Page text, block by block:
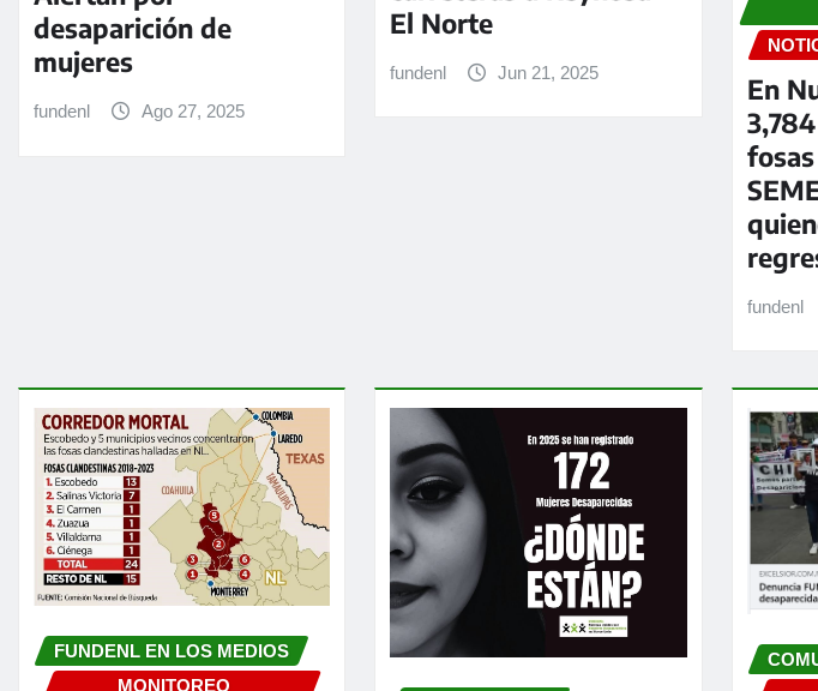
desaparición de
mujeres
fundenl Ago 27, 2025
El Norte
fundenl Jun 21, 2025
En
fundenl
FUNDENL EN LOS MEDIOS
MONITOREO